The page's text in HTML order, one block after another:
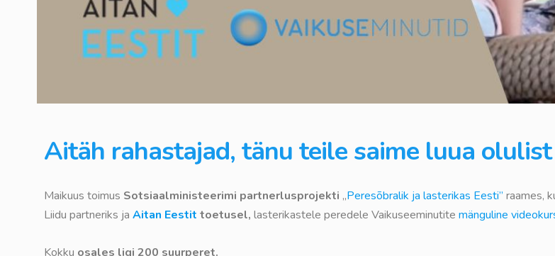
Aitäh rahastajad, tänu teile saime luua
Maikuus toimus Sotsiaalministeerimi partnerlusprojekti „Peresõbralik ja lasterikas Eesti” raames,
Liidu partneriks ja Aitan Eestit toetusel, lasterikastele peredele Vaikuseeminutite mänguline
Kokku osales ligi 200 suurperet.